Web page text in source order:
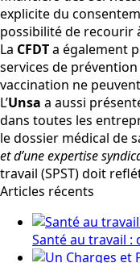
explicite du
possibilité de recourir
La CFDTa également
services de
vaccination ne
L’Unsa a aussi
dans toutes les
le dossier médical de
et d’une expertise
travail (SPST) doit
Articles récents
Santé au travail :